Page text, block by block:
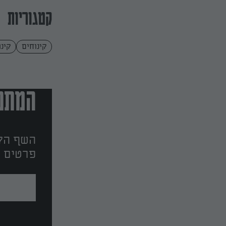
קטגוריות
קינוחים
השף
פרטים